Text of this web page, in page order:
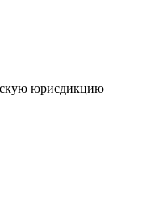
юрисдикцию